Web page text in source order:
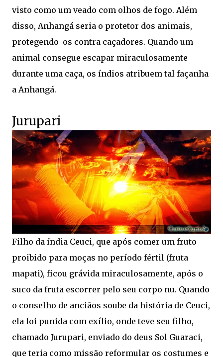
visto como um veado com olhos de fogo. Além
disso, Anhangá seria o protetor dos animais,
protegendo-os contra caçadores. Quando um
animal consegue escapar miraculosamente
durante uma caça, os índios atribuem tal façanha
a Anhangá.
Jurupari
Filho da índia Ceuci, que após comer um fruto
proibido para moças no período fértil (fruta
mapati), ficou grávida miraculosamente, após o
suco da fruta escorrer pelo seu corpo nu. Quando
o conselho de anciãos soube da história de Ceuci,
ela foi punida com exílio, onde teve seu filho,
chamado Jurupari, enviado do deus Sol Guaraci,
que teria como missão reformular os costumes e